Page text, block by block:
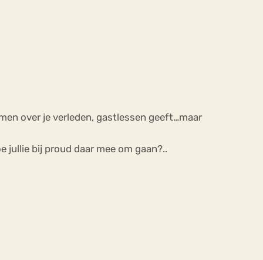
over je verleden, gastlessen geeft…maar
jullie bij proud daar mee om gaan?..